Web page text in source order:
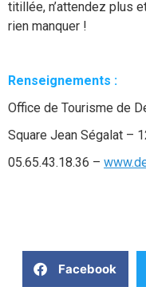
titillée, n’attendez plus
rien manquer !
Renseignements :
Office de Tourisme de
Square Jean Ségalat –
05.65.43.18.36 –
Facebook